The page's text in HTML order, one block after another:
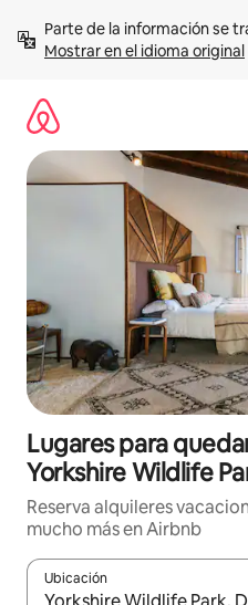
contenidoMostrar en el idioma original
Lugares para
Yorkshire Wildlife
Reserva alquileres
mucho más en Airbnb
Ubicación
Cuando los resultados